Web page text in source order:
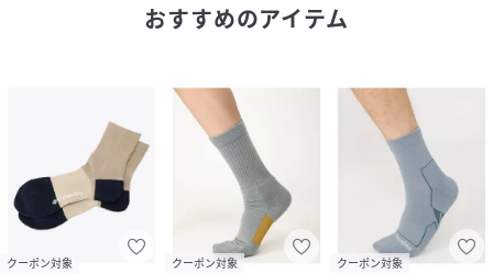
おすすめのアイテム
クーポン対象 クーポン対象 クーポン対象